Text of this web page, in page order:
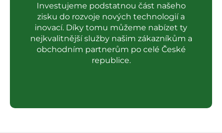
Investujeme podstatnou část našeho
zisku do rozvoje nových technologií a
inovací. Díky tomu můžeme nabízet ty
nejkvalitnější služby našim zákazníkům a
obchodním partnerům po celé České
republice.